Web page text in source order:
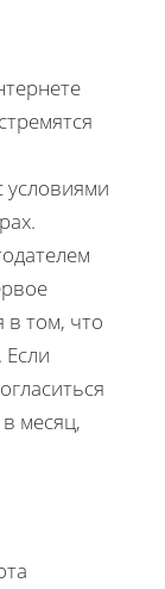
условиями
в том, что
Если
месяц,